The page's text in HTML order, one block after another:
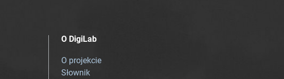
O DigiLab
O projekcie
Słownik